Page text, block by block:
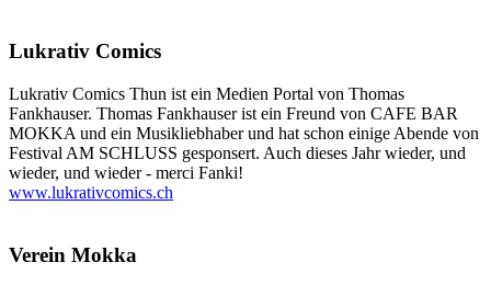
Lukrativ Comics
Lukrativ Comics Thun ist ein Medien Portal von Thomas
Fankhauser. Thomas Fankhauser ist ein Freund von CAFE BAR
MOKKA und ein Musikliebhaber und hat schon einige Abende von
Festival AM SCHLUSS gesponsert. Auch dieses Jahr wieder, und
wieder, und wieder - merci Fanki!
www.lukrativcomics.ch
Verein Mokka